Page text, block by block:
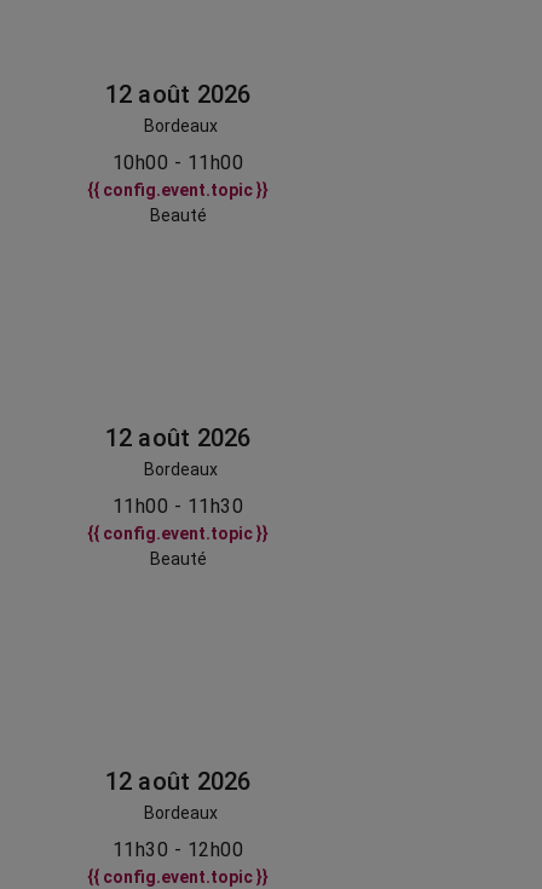
12 août 2026
Bordeaux
10h00 - 11h00
{{ config.event.topic }}
Beauté
12 août 2026
Bordeaux
11h00 - 11h30
{{ config.event.topic }}
Beauté
12 août 2026
Bordeaux
11h30 - 12h00
{{ config.event.topic }}